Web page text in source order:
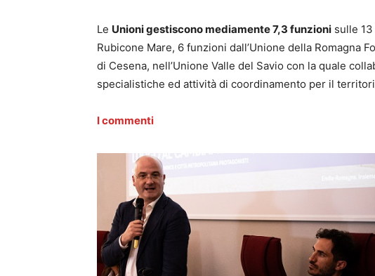
Le Unioni gestiscono mediamente 7,3 funzioni sulle
Rubicone Mare, 6 funzioni dall’Unione della Romagna
di Cesena, nell’Unione Valle del Savio con la quale
specialistiche ed attività di coordinamento per il
I commenti